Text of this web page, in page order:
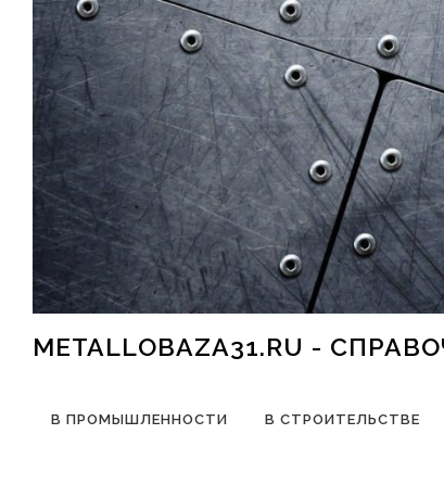
Перейти к содержимому
METALLOBAZA31.RU -
В ПРОМЫШЛЕННОСТИ В СТРОИТЕЛЬСТВЕ